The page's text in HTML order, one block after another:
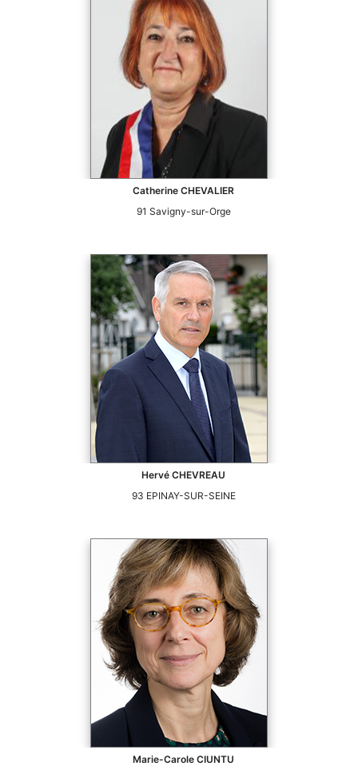
Catherine CHEVALIER
91 Savigny-sur-Orge
Hervé CHEVREAU
93 EPINAY-SUR-SEINE
Marie-Carole CIUNTU